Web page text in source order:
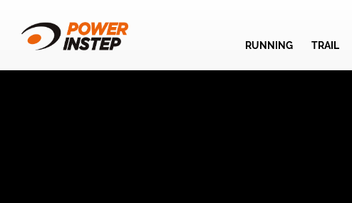
RUNNING TRAIL